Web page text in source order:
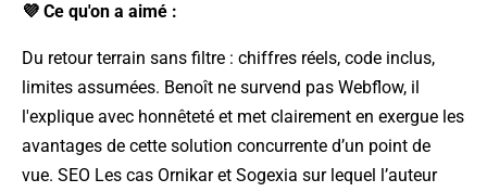
💜 Ce qu'on a aimé :
Du retour terrain sans filtre : chiffres réels, code inclus,
limites assumées. Benoît ne survend pas Webflow, il
l'explique avec honnêteté et met clairement en exergue les
avantages de cette solution concurrente d’un point de
vue. SEO Les cas Ornikar et Sogexia sur lequel l’auteur